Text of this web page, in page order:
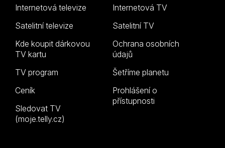
Internetová televize
Satelitní televize
Kde koupit dárkovou
TV kartu
TV program
Ceník
Sledovat TV
(moje.telly.cz)
Internetová TV
Satelitní TV
Ochrana osobních
údajů
Šetříme planetu
Prohlášení o
přístupnosti